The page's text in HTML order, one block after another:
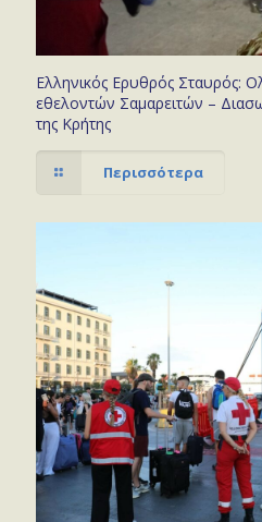
Ελληνικός Ερυθρός Σταυρός:
εθελοντών Σαμαρειτών –
της Κρήτης
Περισσότερα